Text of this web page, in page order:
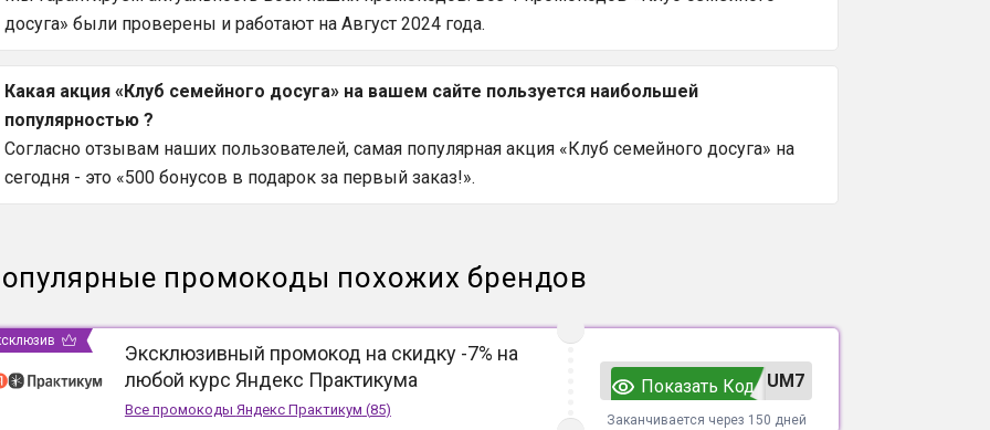
досуга» были проверены и работают на Август 2024 года.
Какая акция «Клуб семейного досуга» на вашем сайте пользуется наибольшей
популярностью ?
Согласно отзывам наших пользователей, самая популярная акция «Клуб семейного досуга» на
сегодня - это «500 бонусов в подарок за первый заказ!».
промокоды похожих брендов
Эксклюзивный промокод на скидку -7% на
любой курс Яндекс Практикума
Все промокоды Яндекс Практикум (85)
UM7
Показать Код
Заканчивается через 150 дней